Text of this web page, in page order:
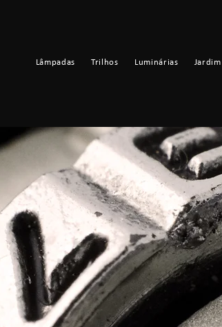
Lâmpadas Trilhos Luminárias Jardim